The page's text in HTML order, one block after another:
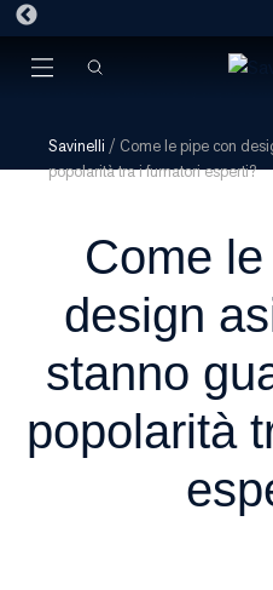
Savinelli / Come le pipe con
popolarità tra i fumatori esperti?
Come
design
stanno
popolarità